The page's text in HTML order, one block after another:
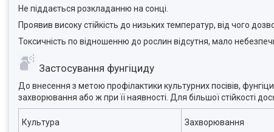
Не піддається розкладанню на сонці.
Проявив високу стійкість до низьких температур, від чого
Токсичність по відношенню до рослин відсутня, мало
Застосування фунгіциду
До внесення з метою профілактики культурних посівів,
захворювання або ж при її наявності. Для більшої стійкості
Культура Захворювання